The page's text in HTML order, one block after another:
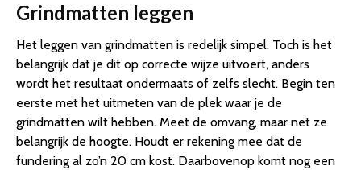
Grindmatten leggen
Het leggen van grindmatten is redelijk simpel. Toch is het
belangrijk dat je dit op correcte wijze uitvoert, anders
wordt het resultaat ondermaats of zelfs slecht. Begin ten
eerste met het uitmeten van de plek waar je de
grindmatten wilt hebben. Meet de omvang, maar net ze
belangrijk de hoogte. Houdt er rekening mee dat de
fundering al zo’n 20 cm kost. Daarbovenop komt nog een